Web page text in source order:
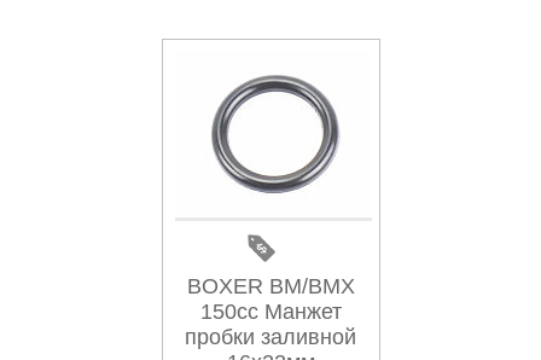
BOXER BM/BMX
150cc Манжет
пробки заливной